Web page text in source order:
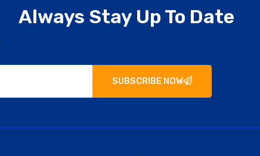
Always Stay Up To Date
SUBSCRIBE NOW